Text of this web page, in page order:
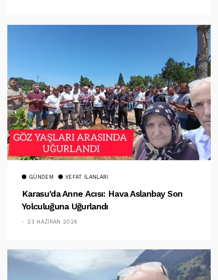
GÜNDEM VEFAT İLANLARI
Karasu’da Anne Acısı: Hava Aslanbay Son
Yolculuğuna Uğurlandı
23 HAZIRAN 2026